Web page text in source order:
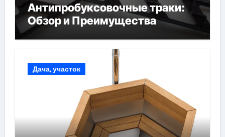
Антипробуксовочные траки:
Обзор и Преимущества
Дача, участок